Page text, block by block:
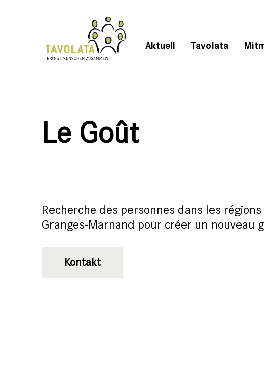
Aktuell Tavolata
Le Goût
Recherche des personnes dans les
Granges-Marnand pour créer un nouveau
Kontakt